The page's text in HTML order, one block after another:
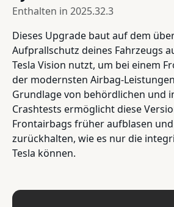
Enthalten in 2025.32.3
Dieses Upgrade baut auf dem
Aufprallschutz deines Fahrzeugs
Tesla Vision nutzt, um bei einem
der modernsten Airbag-
Grundlage von behördlichen und
Crashtests ermöglicht diese
Frontairbags früher aufblasen
zurückhalten, wie es nur die
Tesla können.